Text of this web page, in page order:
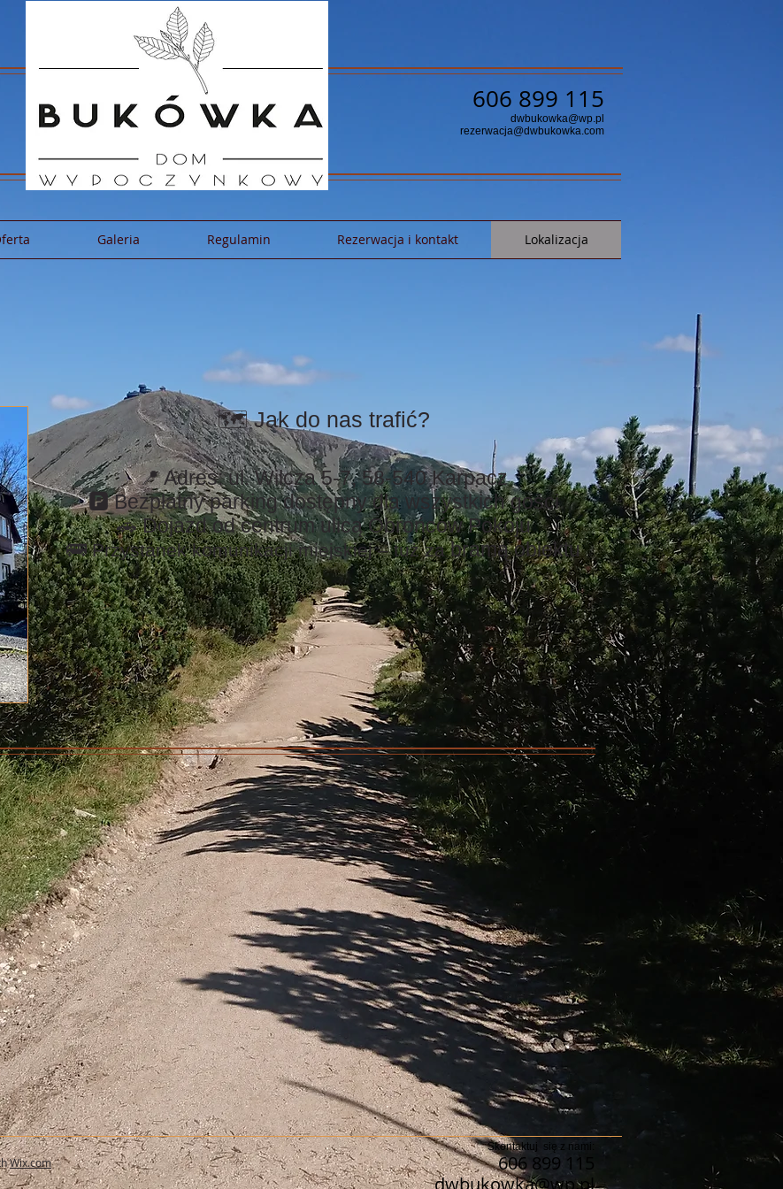
606 899 115
dwbukowka@wp.pl
rezerwacja@dwbukowka.com
Galeria Regulamin Rezerwacja i kontakt Lokalizacja
🗺️ Jak do nas trafić?
📍 Adres: ul. Wilcza 5-7, 58-540 Karpacz
🅿️ Bezpłatny parking dostępny dla wszystkich gości
🚗 Dojazd od centrum ulicą Obrońców Pokoju
🚌Przystanek komunikacji miejskiej – tuż zabramą obiektu
Wix.com
Skontaktuj się z nami:
606 899 115
dwbukowka@wp.pl